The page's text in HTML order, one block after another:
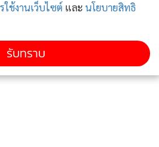
ใช้งานเว็บไซต์ และ นโยบายสิทธิ
รับทราบ